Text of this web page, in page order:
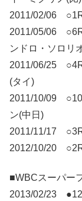
2011/02/06
2011/05/06
ンドロ・ソロリ
2011/06/25
(タイ)
2011/10/09
ン(中日)
2011/11/17
2012/10/20
■WBCスーパー
2013/02/23